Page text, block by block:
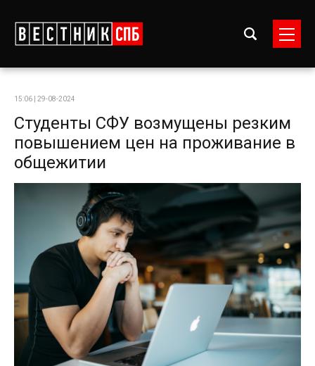
15:06 | 29-08-2024
Студенты СФУ возмущены резким
повышением цен на проживание в
общежитии